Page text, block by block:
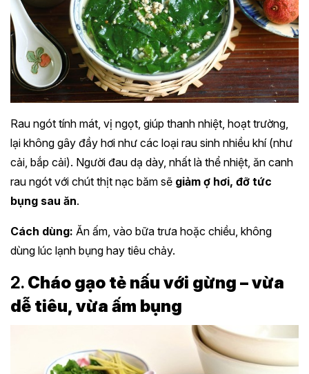
Rau ngót tính mát, vị ngọt, giúp thanh nhiệt, hoạt trường,
lại không gây đầy hơi như các loại rau sinh nhiều khí (như
cải, bắp cải). Người đau dạ dày, nhất là thể nhiệt, ăn canh
rau ngót với chút thịt nạc băm sẽ giảm ợ hơi, đỡ tức
bụng sau ăn.
Cách dùng: Ăn ấm, vào bữa trưa hoặc chiều, không
dùng lúc lạnh bụng hay tiêu chảy.
2. Cháo gạo tẻ nấu với gừng – vừa
dễ tiêu, vừa ấm bụng